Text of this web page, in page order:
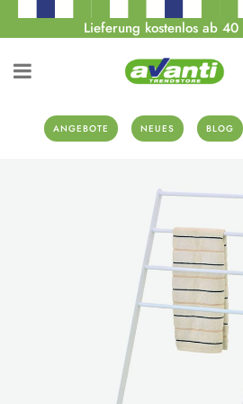
Lieferung kostenlos ab
ANGEBOTE NEUES BLOG